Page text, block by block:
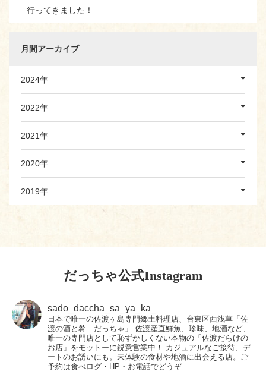
行ってきました！
月間アーカイブ
2024年
2022年
2021年
2020年
2019年
だっちゃ公式Instagram
sado_daccha_sa_ya_ka_
日本で唯一の佐渡ヶ島専門郷土料理店、台東区西浅草「佐
渡の酒と肴 だっちゃ」
佐渡産直鮮魚、珍味、地酒など、
唯一の専門店として恥ずかしくない本物の「佐渡だらけの
お店」をモットーに鋭意営業中！
カジュアルなご接待、デ
ートのお誘いにも。未体験の食材や地酒に出会える店。ご
予約は食べログ・HP・お電話でどうぞ